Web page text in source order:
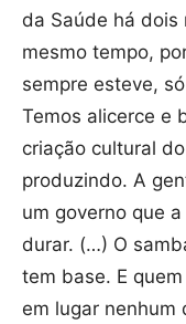
da Saúde há dois
mesmo tempo,
sempre esteve,
Temos alicerce e
criação cultural
produzindo. A
um governo que
durar. (…) O
tem base. E
em lugar nenhum